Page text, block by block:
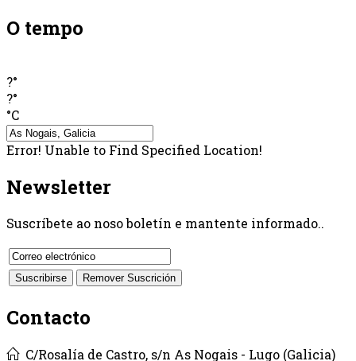
O tempo
?°
?°
°C
Error! Unable to Find Specified Location!
Newsletter
Suscríbete ao noso boletín e mantente informado..
Contacto
C/Rosalía de Castro, s/n As Nogais - Lugo (Galicia)